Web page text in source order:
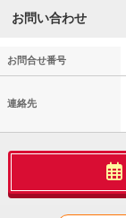
お問い合わせ
お問合せ番号
連絡先